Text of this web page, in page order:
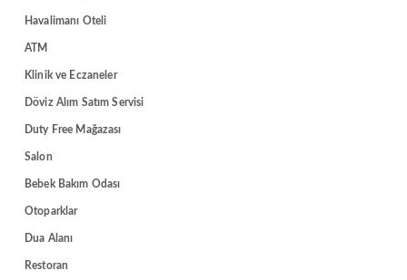
Havalimanı Oteli
ATM
Klinik ve Eczaneler
Döviz Alım Satım Servisi
Duty Free Mağazası
Salon
Bebek Bakım Odası
Otoparklar
Dua Alanı
Restoran